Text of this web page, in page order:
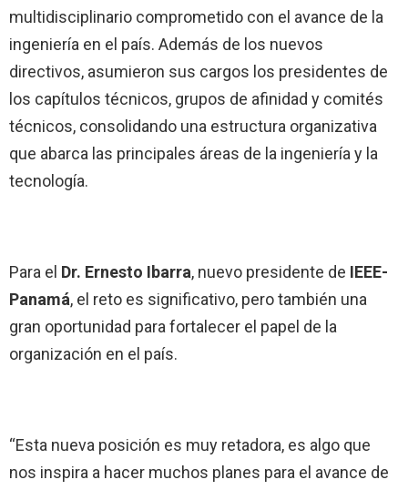
multidisciplinario comprometido con el avance de la
ingeniería en el país. Además de los nuevos
directivos, asumieron sus cargos los presidentes de
los capítulos técnicos, grupos de afinidad y comités
técnicos, consolidando una estructura organizativa
que abarca las principales áreas de la ingeniería y la
tecnología.
Para el Dr. Ernesto Ibarra, nuevo presidente de IEEE-
Panamá, el reto es significativo, pero también una
gran oportunidad para fortalecer el papel de la
organización en el país.
“Esta nueva posición es muy retadora, es algo que
nos inspira a hacer muchos planes para el avance de